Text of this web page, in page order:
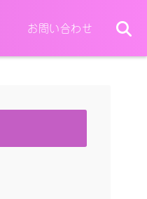
お問い合わせ